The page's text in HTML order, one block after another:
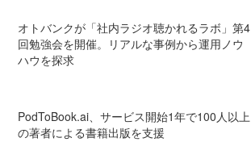
オトバンクが「社内ラジオ聴かれるラボ」第4
回勉強会を開催。リアルな事例から運用ノウ
ハウを探求
PodToBook.ai、サービス開始1年で100人以上
の著者による書籍出版を支援